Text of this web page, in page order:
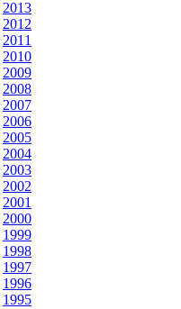
2013
2012
2011
2010
2009
2008
2007
2006
2005
2004
2003
2002
2001
2000
1999
1998
1997
1996
1995